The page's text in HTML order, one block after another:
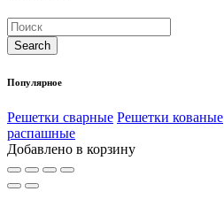
Популярное
Решетки сварные Решетки кованые
распашные
Добавлено в корзину